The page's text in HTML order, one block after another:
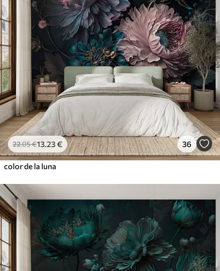
22.05€13 .23€ 36
color de la luna